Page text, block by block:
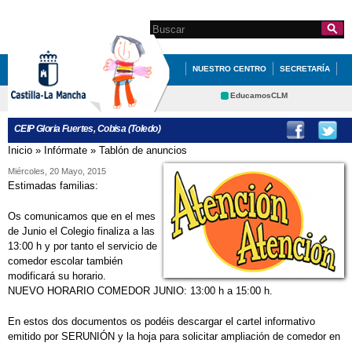
contenido
principalFormulario de
búsqueda
Search this site
NUESTRO CENTRO SECRETARÍA
EDUCACIÓN QUÉ HACEMOS
Y 2º DE PRIMARIA
AYUDAS MATERIALES CURRICULARES 1º
Y 2º DE PRIMARIA
COBISA DIBUJO COLEGIO ANIMADO
EDUCACIÓN INFANTIL ERASMUS +
HORARIOS PRIMARIA CURSO 2015-
EducamosCLM
Cultura
Contacto
CEIP Gloria Fuertes, Cobisa (Toledo)
Se encuentra usted aquí
Inicio » Infórmate » Tablón de anuncios
Miércoles, 20 Mayo, 2015
Estimadas familias:
Os comunicamos que en el mes
de Junio el Colegio finaliza a las
13:00 h y por tanto el servicio de
comedor escolar también
modificará su horario.
NUEVO HORARIO COMEDOR JUNIO: 13:00 h a 15:00 h.
En estos dos documentos os podéis descargar el cartel informativo
emitido por SERUNIÓN y la hoja para solicitar ampliación de comedor en